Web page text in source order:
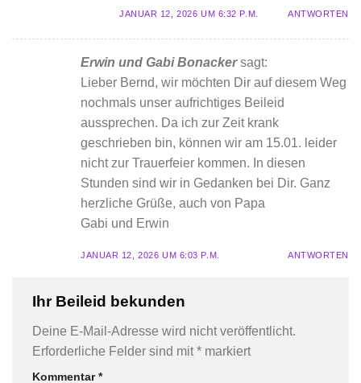
JANUAR 12, 2026 UM 6:32 P.M. ANTWORTEN
Erwin und Gabi Bonacker sagt:
Lieber Bernd, wir möchten Dir auf diesem Weg
nochmals unser aufrichtiges Beileid
aussprechen. Da ich zur Zeit krank
geschrieben bin, können wir am 15.01. leider
nicht zur Trauerfeier kommen. In diesen
Stunden sind wir in Gedanken bei Dir. Ganz
herzliche Grüße, auch von Papa
Gabi und Erwin
JANUAR 12, 2026 UM 6:03 P.M. ANTWORTEN
Ihr Beileid bekunden
Deine E-Mail-Adresse wird nicht veröffentlicht.
Erforderliche Felder sind mit* markiert
Kommentar*